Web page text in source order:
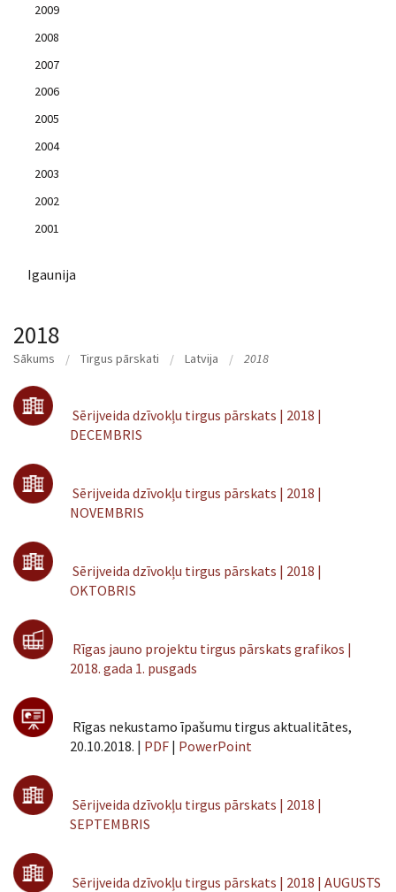
2009
2008
2007
2006
2005
2004
2003
2002
2001
Igaunija
2018
Sākums Tirgus pārskati Latvija 2018
Sērijveida dzīvokļu tirgus pārskats | 2018 |
DECEMBRIS
Sērijveida dzīvokļu tirgus pārskats | 2018 |
NOVEMBRIS
Sērijveida dzīvokļu tirgus pārskats | 2018 |
OKTOBRIS
Rīgas jauno projektu tirgus pārskats grafikos |
2018. gada 1. pusgads
Rīgas nekustamo īpašumu tirgus aktualitātes,
20.10.2018. | PDF | PowerPoint
Sērijveida dzīvokļu tirgus pārskats | 2018 |
SEPTEMBRIS
Sērijveida dzīvokļu tirgus pārskats | 2018 | AUGUSTS